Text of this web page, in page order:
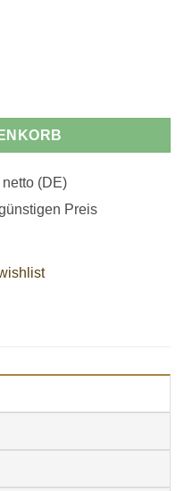
angeschrägt
(DE)
Preis